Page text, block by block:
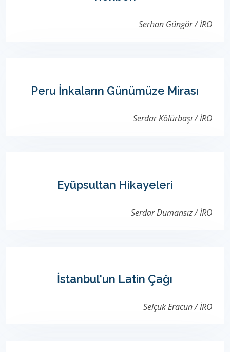
Serhan Güngör / İRO
Peru İnkaların Günümüze Mirası
Serdar Kölürbaşı / İRO
Eyüpsultan Hikayeleri
Serdar Dumansız / İRO
İstanbul'un Latin Çağı
Selçuk Eracun / İRO